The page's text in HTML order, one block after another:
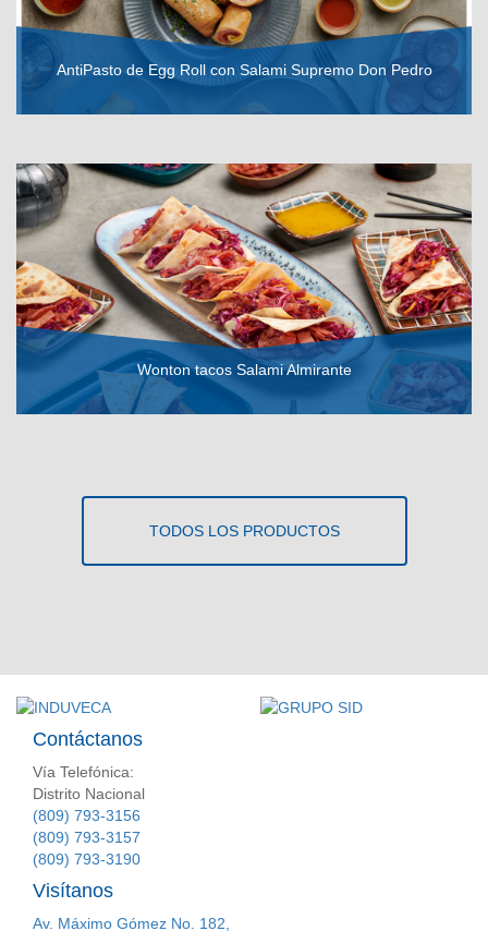
AntiPasto de Egg Roll con Salami Supremo Don Pedro
Wonton tacos Salami Almirante
TODOS LOS PRODUCTOS
Contáctanos
Vía Telefónica:
Distrito Nacional
(809) 793-3156
(809) 793-3157
(809) 793-3190
Visítanos
Av. Máximo Gómez No. 182,